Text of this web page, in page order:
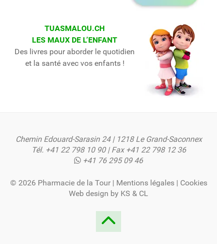
TUASMALOU.CH
LES MAUX DE L’ENFANT
Des livres pour aborder le quotidien
et la santé avec vos enfants !
Chemin Edouard-Sarasin 24 | 1218 Le Grand-Saconnex
Tél. +41 22 798 10 90| Fax +41 22 798 12 36
+41 76 295 09 46
© 2026 Pharmacie de la Tour | Mentions légales| Cookies
Web design by KS & CL